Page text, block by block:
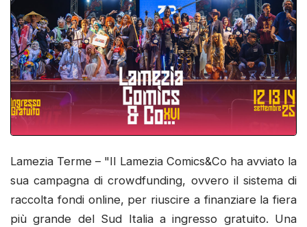
Lamezia Terme – "Il Lamezia Comics&Co ha avviato la
sua campagna di crowdfunding, ovvero il sistema di
raccolta fondi online, per riuscire a finanziare la fiera
più grande del Sud Italia a ingresso gratuito. Una